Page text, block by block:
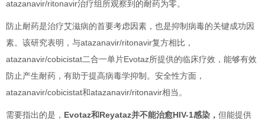
atazanavir/ritonavir治疗组所观察到的耐药为零。
防止耐药是治疗艾滋病的首要考虑因素，也是抑制病毒的关键成功因
素。该研究表明，与atazanavir/ritonavir复方相比，
atazanavir/cobicistat二合一单片Evotaz所提供的临床疗效，能够有效
防止产生耐药，有助于提高病毒学抑制。安全性方面，
atazanavir/cobicistat和atazanavir/ritonavir相当。
需要指出的是， Evotaz和Reyataz并不能治愈HIV-1感染， 但能提供